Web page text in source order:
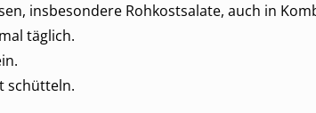
insbesondere Rohkostsalate, auch in
täglich.
schütteln.